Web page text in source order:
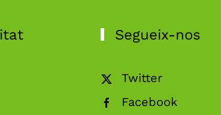
Segueix-nos
Twitter
Facebook